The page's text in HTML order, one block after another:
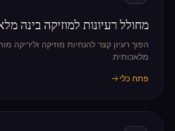
מחולל רעיונות למוזיקה בינה
הפוך רעיון קצר להנחיות מוזיקה וליריקה
מלאכותית.
פתח כלי